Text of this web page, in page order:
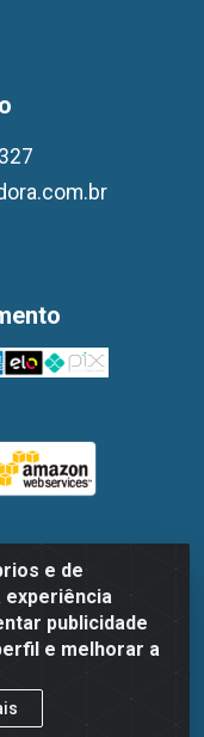
e de
publicidade
e melhorar a
- Avenida
1048- Imbiribeira,
0003-78